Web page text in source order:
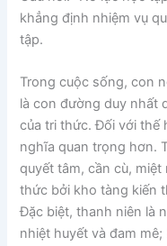
khẳng định nhiệm vụ
tập.
Trong cuộc sống, con
là con đường duy nhất
của tri thức. Đối với thế
nghĩa quan trọng hơn.
quyết tâm, cần cù,
thức bởi kho tàng kiến
Đặc biệt, thanh niên là
nhiệt huyết và đam